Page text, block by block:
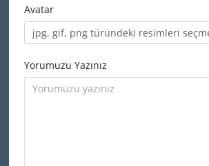
Avatar
jpg, gif, png türündeki resimleri
Yorumuzu Yazınız